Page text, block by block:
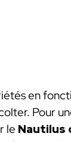
en
Pour
le Nautilus